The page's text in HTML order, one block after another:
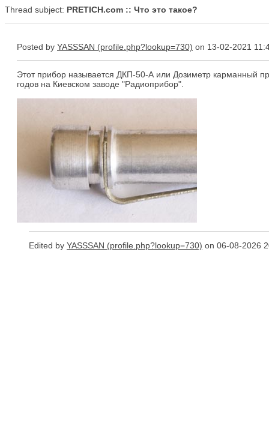
Thread subject: PRETICH.com :: Что это такое?
Posted by YASSSAN on 13-02-2021
Этот прибор называется ДКП-50-А или Дозиметр карманный
годов на Киевском заводе "Радиоприбор".
Edited by YASSSAN on 06-08-2026